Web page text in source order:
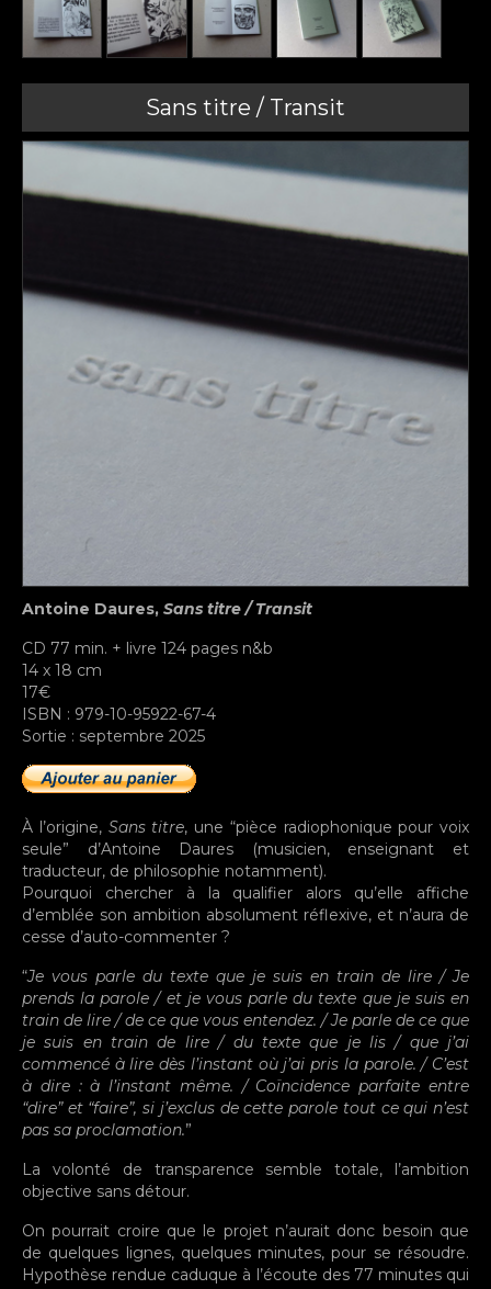
Sans titre / Transit
Antoine Daures, Sans titre / Transit
CD 77 min. + livre 124 pages n&b
14 x 18 cm
17€
ISBN : 979-10-95922-67-4
Sortie : septembre 2025
À l’origine, Sans titre, une “pièce radiophonique pour voix
seule” d’Antoine Daures (musicien, enseignant et
traducteur, de philosophie notamment).
Pourquoi chercher à la qualifier alors qu’elle affiche
d’emblée son ambition absolument réflexive, et n’aura de
cesse d’auto-commenter ?
“Je vous parle du texte que je suis en train de lire / Je
prends la parole / et je vous parle du texte que je suis en
train de lire / de ce que vous entendez. / Je parle de ce que
je suis en train de lire / du texte que je lis / que j’ai
commencé à lire dès l’instant où j’ai pris la parole. / C’est
à dire : à l’instant même. / Coïncidence parfaite entre
“dire” et “faire”, si j’exclus de cette parole tout ce qui n’est
pas sa proclamation.”
La volonté de transparence semble totale, l’ambition
objective sans détour.
On pourrait croire que le projet n’aurait donc besoin que
de quelques lignes, quelques minutes, pour se résoudre.
Hypothèse rendue caduque à l’écoute des 77 minutes qui